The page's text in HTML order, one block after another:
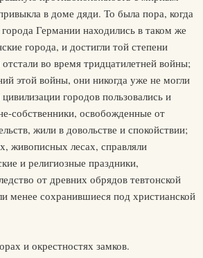
в доме дяди. То была пора, когда
Германии находились в таком же
города, и достигли той степени
во время тридцатилетней войны;
этой войны, они никогда уже не могли
городов пользовались и
собственники, освобожденные от
жили в довольстве и спокойствии;
живописных лесах, справляли
и религиозные праздники,
от древних обрядов тевтонской
менее сохранившиеся под христианской
и окрестностях замков.